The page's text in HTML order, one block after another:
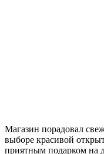
Магазин порадовал
выборе красивой
приятным подарком на